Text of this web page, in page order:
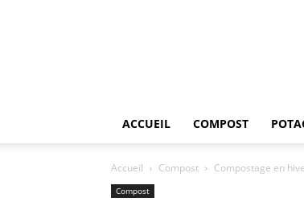
ACCUEIL COMPOST
Accueil Compost Compostage en
Compost